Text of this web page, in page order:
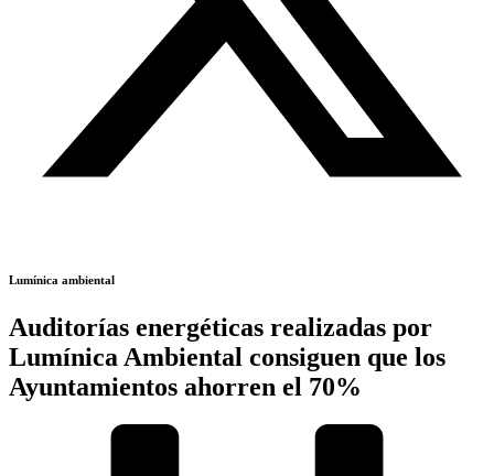
Lumínica ambiental
Auditorías energéticas realizadas por
Lumínica Ambiental consiguen que los
Ayuntamientos ahorren el 70%